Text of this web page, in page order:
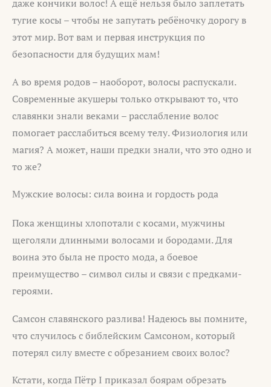
даже кончики волос! А ещё нельзя было заплетать
тугие косы – чтобы не запутать ребёночку дорогу в
этот мир. Вот вам и первая инструкция по
безопасности для будущих мам!
А во время родов – наоборот, волосы распускали.
Современные акушеры только открывают то, что
славянки знали веками – расслабление волос
помогает расслабиться всему телу. Физиология или
магия? А может, наши предки знали, что это одно и
то же?
Мужские волосы: сила воина и гордость рода
Пока женщины хлопотали с косами, мужчины
щеголяли длинными волосами и бородами. Для
воина это была не просто мода, а боевое
преимущество – символ силы и связи с предками-
героями.
Самсон славянского разлива! Надеюсь вы помните,
что случилось с библейским Самсоном, который
потерял силу вместе с обрезанием своих волос?
Кстати, когда Пётр I приказал боярам обрезать